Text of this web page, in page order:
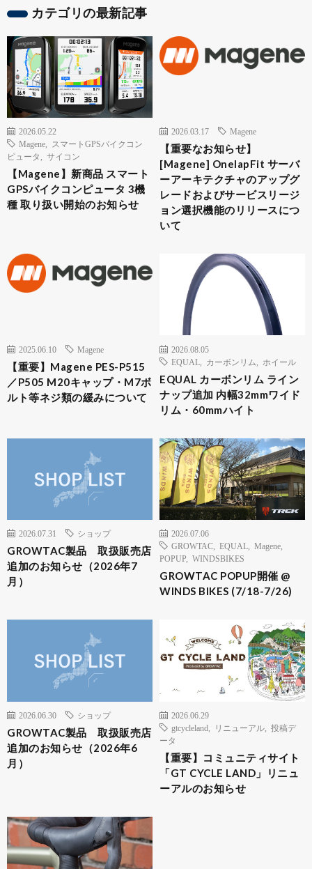
カテゴリの最新記事
2026.05.22
Magene
スマートGPSバイクコン
ピュータ
サイコン
【Magene】新商品 スマート
GPSバイクコンピュータ 3機
種 取り扱い開始のお知らせ
2026.03.17 Magene
【重要なお知らせ】
[Magene] OnelapFit サーバ
ーアーキテクチャのアップグ
レードおよびサービスリージ
ョン選択機能のリリースにつ
いて
2025.06.10 Magene
【重要】Magene PES-P515
／P505 M20キャップ・M7ボ
ルト等ネジ類の緩みについて
2026.08.05
EQUAL
カーボンリム ホイール
EQUAL カーボンリム ライン
ナップ追加 内幅32mmワイド
リム・60mmハイト
2026.07.31 ショップ
GROWTAC製品 取扱販売店
追加のお知らせ（2026年7
月）
2026.07.06
GROWTAC
EQUAL Magene
POPUP
WINDSBIKES
GROWTAC POPUP開催 @
WINDS BIKES (7/18-7/26)
2026.06.30 ショップ
GROWTAC製品 取扱販売店
追加のお知らせ（2026年6
月）
2026.06.29
gtcycleland
リニューアル
投稿デ
ータ
【重要】コミュニティサイト
「GT CYCLE LAND」リニュ
ーアルのお知らせ